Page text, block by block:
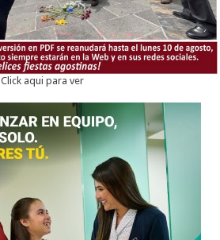
Click aqui para ver